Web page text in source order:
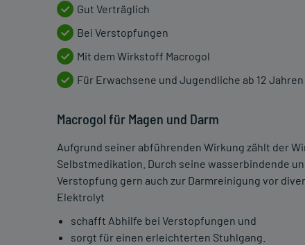
Gut Verträglich
Bei Verstopfungen
Mit dem Wirkstoff Macrogol
Für Erwachsene und Jugendliche ab 12 Jahren
Macrogol für Magen und Darm
Aufgrund seiner abführenden Wirkung zählt der
Selbstmedikation. Durch seine wasserbindende
Verstopfung gern auch zur Darmreinigung vor
Elektrolyt
schafft Abhilfe bei Verstopfungen und
sorgt für einen erleichterten Stuhlgang.